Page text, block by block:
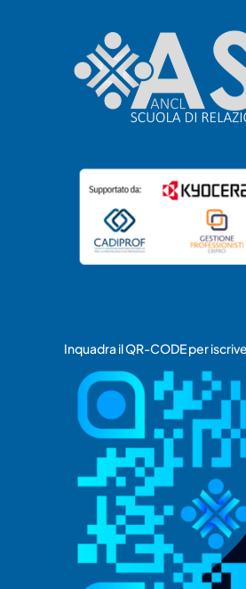
Inquadra il QR-CODE per